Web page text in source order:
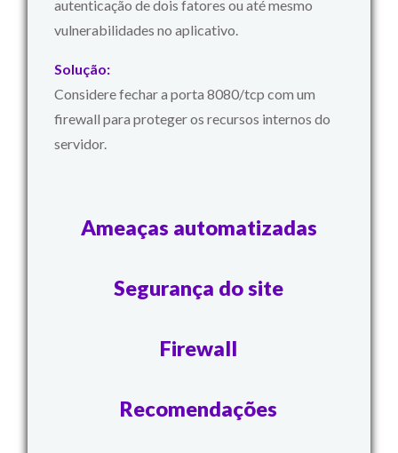
autenticação de dois fatores ou até mesmo
vulnerabilidades no aplicativo.
Solução:
Considere fechar a porta 8080/tcp com um
firewall para proteger os recursos internos do
servidor.
Ameaças automatizadas
Segurança do site
Firewall
Recomendações